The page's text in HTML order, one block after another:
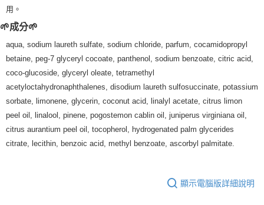
7-11純取貨 (先付款
每筆NT$80，滿NT$999(含以上)免運費
宅配
每筆NT$100，滿NT$999(含以上)免運費
離島宅配（澎湖、金門、馬祖、小琉球）
每筆NT$250，滿NT$3,000(含以上)免運費
免運費
用。
🌱成分🌱
aqua, sodium laureth sulfate, sodium chloride, parfum, cocamidopropyl
betaine, peg-7 glyceryl cocoate, panthenol, sodium benzoate, citric acid,
coco-glucoside, glyceryl oleate, tetramethyl
acetyloctahydronaphthalenes, disodium laureth sulfosuccinate, potassium
sorbate, limonene, glycerin, coconut acid, linalyl acetate, citrus limon
peel oil, linalool, pinene, pogostemon cablin oil, juniperus virginiana oil,
citrus aurantium peel oil, tocopherol, hydrogenated palm glycerides
citrate, lecithin, benzoic acid, methyl benzoate, ascorbyl palmitate.
顯示電腦版詳細說明